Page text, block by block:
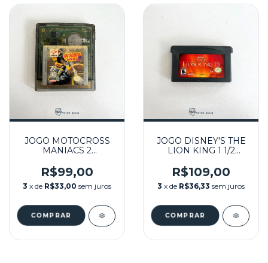
JOGO MOTOCROSS
MANIACS 2
R$99,00
3 x de R$33,00 sem juros
JOGO DISNEY'S THE
LION KING 1 1/2
R$109,00
3 x de R$36,33 sem juros